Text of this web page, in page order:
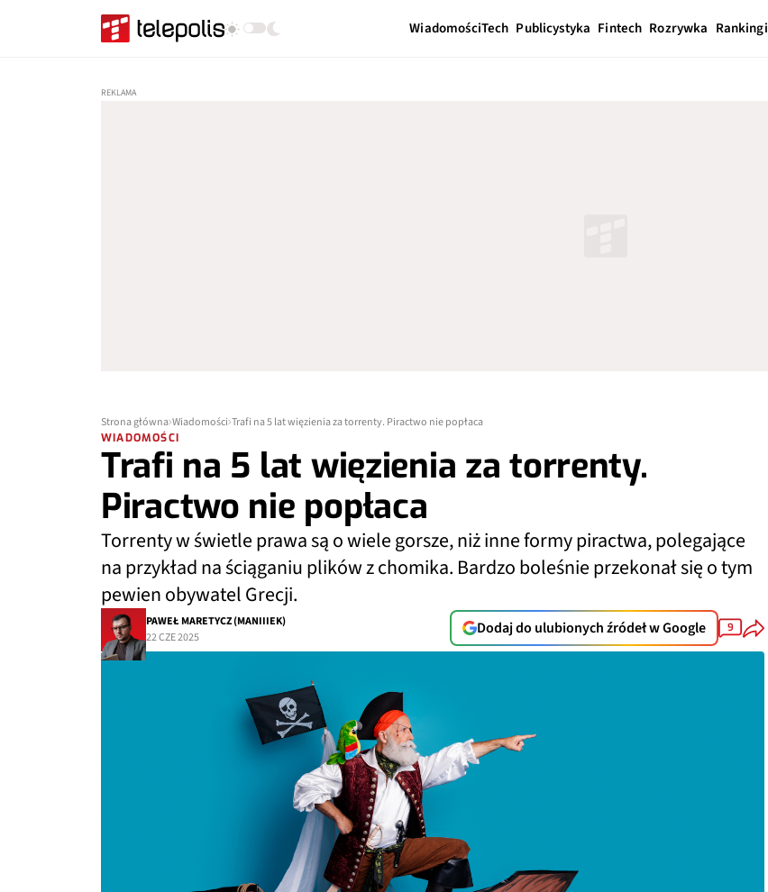
WiadomościTech Publicystyka Fintech Rozrywka Rankingi
Strona główna Wiadomości Trafi na 5 lat więzienia za torrenty. Piractwo nie popłaca
WIADOMOŚCI
Trafi na 5 lat więzienia za torrenty.
Piractwo nie popłaca
Torrenty w świetle prawa są o wiele gorsze, niż inne formy piractwa, polegające
na przykład na ściąganiu plików z chomika. Bardzo boleśnie przekonał się o tym
pewien obywatel Grecji.
PAWEŁ MARETYCZ (MANIIIEK)
22 CZE 2025
Dodaj do ulubionych źródeł w Google 9